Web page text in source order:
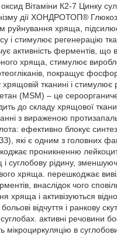
Вітаміни К2-7 Цинку
дії ХОНДРОТОП®
руйнування хряща,
і стимулює регенерацію
активність ферментів, що
хряща, стимулює
покращує
хрящовій тканині і стимулює
(MSM) – це
до складу хрящової
з вираженою
ефективно блокує синтез
які є одним з головних
проникненню
суглобову рідину,
хряща. перешкоджає
внаслідок чого
хряща і активізуються
відчуття і ранкову
активні речовини
мікроциркуляцію в